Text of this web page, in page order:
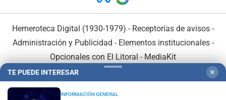
Hemeroteca Digital (1930-1979) - Receptorías de avisos -
Administración y Publicidad - Elementos institucionales-
Opcionales con El Litoral - MediaKit
TE PUEDE INTERESAR ✕
INFORMACIÓN GENERAL